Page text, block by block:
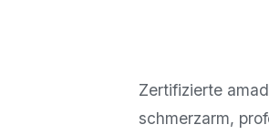
Zertifizierte
schmerzarm,